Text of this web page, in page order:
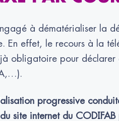
à dématérialiser la
En effet, le recours à la
obligatoire pour déclarer
progressive
site internet du